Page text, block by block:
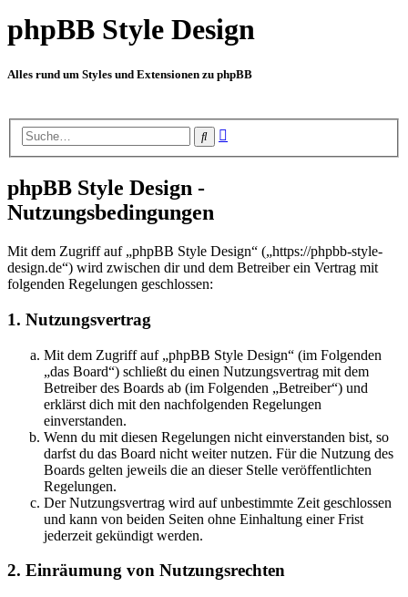
phpBB Style Design
Alles rund um Styles und Extensionen zu phpBB
Suche
phpBB Style Design -
Nutzungsbedingungen
Mit dem Zugriff auf „phpBB Style Design“ („https://phpbb-style-
design.de“) wird zwischen dir und dem Betreiber ein Vertrag mit
folgenden Regelungen geschlossen:
1. Nutzungsvertrag
Mit dem Zugriff auf „phpBB Style Design“ (im Folgenden
„das Board“) schließt du einen Nutzungsvertrag mit dem
Betreiber des Boards ab (im Folgenden „Betreiber“) und
erklärst dich mit den nachfolgenden Regelungen
einverstanden.
Wenn du mit diesen Regelungen nicht einverstanden bist, so
darfst du das Board nicht weiter nutzen. Für die Nutzung des
Boards gelten jeweils die an dieser Stelle veröffentlichten
Regelungen.
Der Nutzungsvertrag wird auf unbestimmte Zeit geschlossen
und kann von beiden Seiten ohne Einhaltung einer Frist
jederzeit gekündigt werden.
2. Einräumung von Nutzungsrechten